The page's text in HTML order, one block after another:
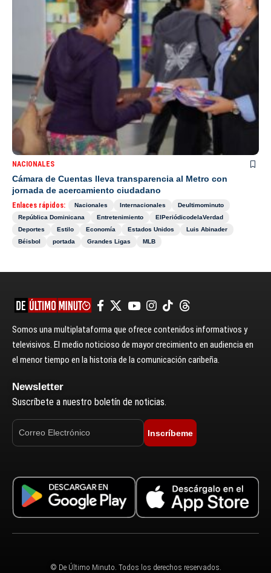
NACIONALES
Cámara de Cuentas lleva transparencia al Metro con
jornada de acercamiento ciudadano
Enlaces rápidos: Nacionales Internacionales
Deultimominuto
República Dominicana
Entretenimiento
ElPeriódicodelaVerdad
Deportes
Estilo Economía Estados Unidos
Luis Abinader
Béisbol
portada Grandes Ligas MLB
Somos una multiplataforma que ofrece contenidos informativos y
televisivos. El medio noticioso de mayor crecimiento en audiencia en
el menor tiempo en la historia de la comunicación caribeña.
Newsletter
Suscríbete a nuestro boletín de noticias.
Inscríbeme
© De Último Minuto. Todos los derechos reservados.